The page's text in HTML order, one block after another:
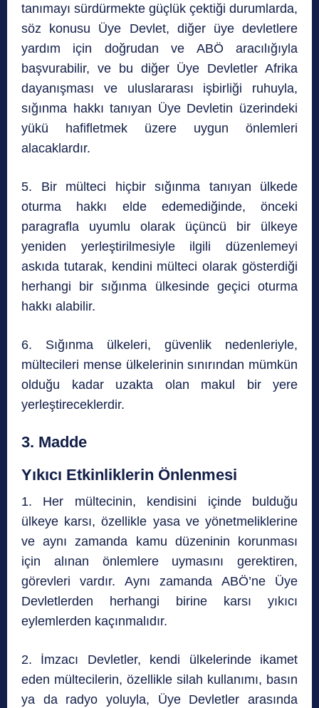
tanımayı sürdürmekte güçlük çektiği durumlarda,
söz konusu Üye Devlet, diğer üye devletlere
yardım için doğrudan ve ABÖ aracılığıyla
başvurabilir, ve bu diğer Üye Devletler Afrika
dayanışması ve uluslararası işbirliği ruhuyla,
sığınma hakkı tanıyan Üye Devletin üzerindeki
yükü hafifletmek üzere uygun önlemleri
alacaklardır.
5. Bir mülteci hiçbir sığınma tanıyan ülkede
oturma hakkı elde edemediğinde, önceki
paragrafla uyumlu olarak üçüncü bir ülkeye
yeniden yerleştirilmesiyle ilgili düzenlemeyi
askıda tutarak, kendini mülteci olarak gösterdiği
herhangi bir sığınma ülkesinde geçici oturma
hakkı alabilir.
6. Sığınma ülkeleri, güvenlik nedenleriyle,
mültecileri mense ülkelerinin sınırından mümkün
olduğu kadar uzakta olan makul bir yere
yerleştireceklerdir.
3. Madde
Yıkıcı Etkinliklerin Önlenmesi
1. Her mültecinin, kendisini içinde bulduğu
ülkeye karsı, özellikle yasa ve yönetmeliklerine
ve aynı zamanda kamu düzeninin korunması
için alınan önlemlere uymasını gerektiren,
görevleri vardır. Aynı zamanda ABÖ’ne Üye
Devletlerden herhangi birine karsı yıkıcı
eylemlerden kaçınmalıdır.
2. İmzacı Devletler, kendi ülkelerinde ikamet
eden mültecilerin, özellikle silah kullanımı, basın
ya da radyo yoluyla, Üye Devletler arasında